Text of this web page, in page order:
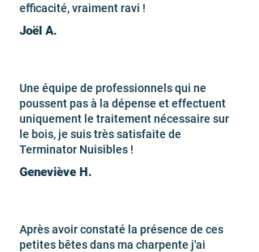
efficacité, vraiment ravi !
Joël A.
Une équipe de professionnels qui ne
poussent pas à la dépense et effectuent
uniquement le traitement nécessaire sur
le bois, je suis très satisfaite de
Terminator Nuisibles !
Geneviève H.
Après avoir constaté la présence de ces
petites bêtes dans ma charpente j'ai